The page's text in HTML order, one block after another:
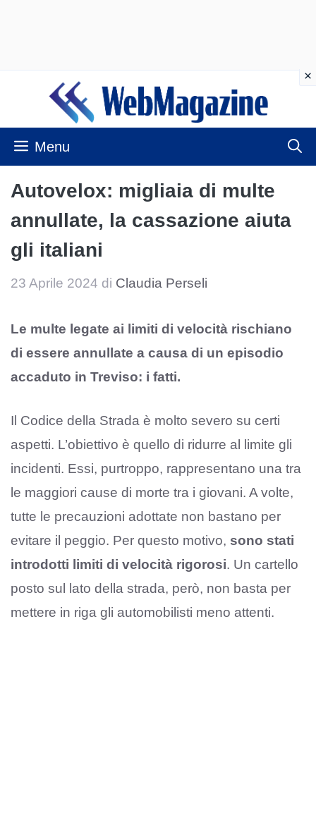
contenuto
Menu
Autovelox: migliaia di multe
annullate, la cassazione aiuta
gli italiani
23 Aprile 2024 di Claudia Perseli
Le multe legate ai limiti di velocità rischiano
di essere annullate a causa di un episodio
accaduto in Treviso: i fatti.
Il Codice della Strada è molto severo su certi
aspetti. L’obiettivo è quello di ridurre al limite gli
incidenti. Essi, purtroppo, rappresentano una tra
le maggiori cause di morte tra i giovani. A volte,
tutte le precauzioni adottate non bastano per
evitare il peggio. Per questo motivo, sono stati
introdotti limiti di velocità rigorosi. Un cartello
posto sul lato della strada, però, non basta per
mettere in riga gli automobilisti meno attenti.